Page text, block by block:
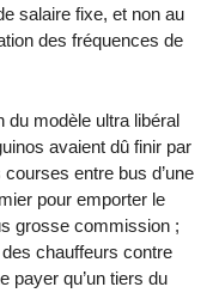
salaire fixe, et non au
des fréquences de
du modèle ultra libéral
avaient dû finir par
entre bus d’une
pour emporter le
grosse commission ;
chauffeurs contre
payer qu’un tiers du